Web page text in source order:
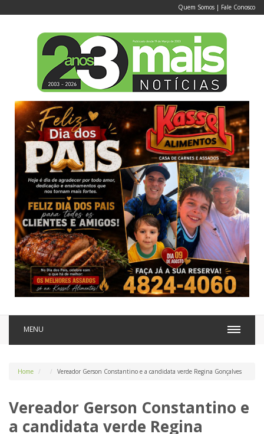
Quem Somos | Fale Conosco
MENU
Home Vereador Gerson Constantino e a candidata verde Regina Gonçalves
Vereador Gerson Constantino e
a candidata verde Regina